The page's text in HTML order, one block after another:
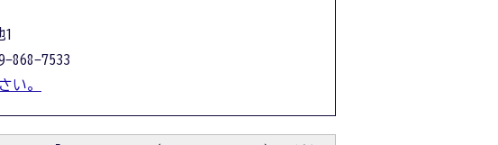
868-7533
い。